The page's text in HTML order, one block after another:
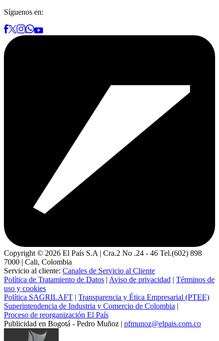
Síguenos en:
Copyright © 2026 El País S.A | Cra.2 No .24 - 46 Tel.(602) 898
7000 | Cali, Colombia
Servicio al cliente: Canales de Servicio al Cliente
Política de Tratamiento de Datos | Aviso de privacidad | Términos de
uso y cookies
Política SAGRILAFT | Transparencia y Ética Empresarial (PTEE)
Superintendencia de Industria y Comercio de Colombia |
Proceso de reorganización El País
Publicidad en Bogotá - Pedro Muñoz | pfmunoz@elpais.com.co